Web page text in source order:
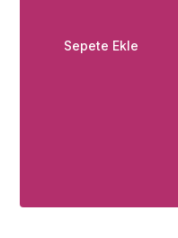
Sepete Ekle